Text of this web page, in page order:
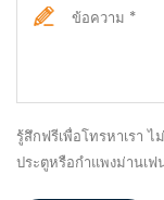
รู้สึกฟรีเพื่อโทรหาเรา
ประตูหรือกำแพงม่านเ